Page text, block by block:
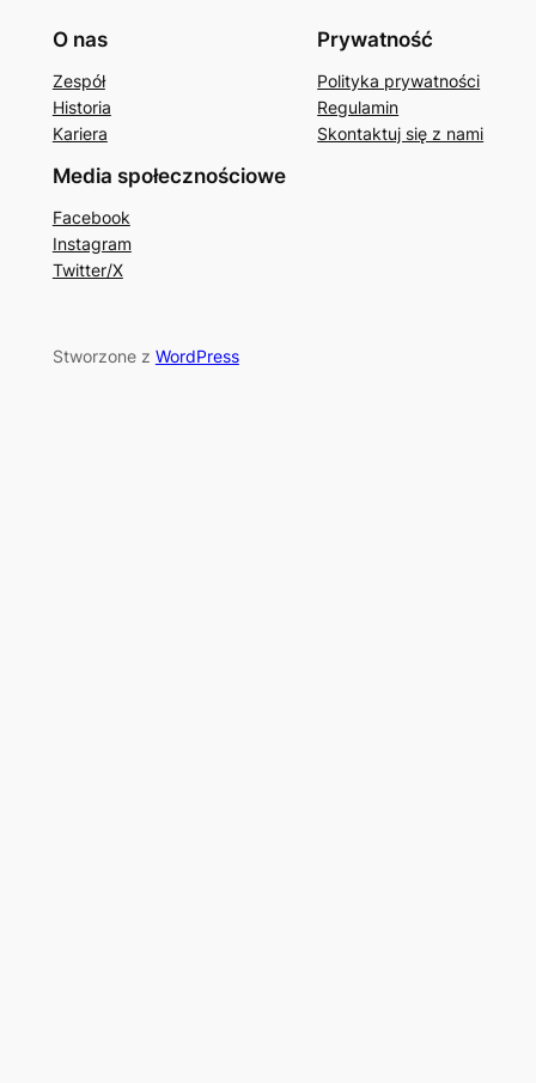
O nas
Zespół
Historia
Kariera
Prywatność
Polityka prywatności
Regulamin
Skontaktuj się z nami
Media społecznościowe
Facebook
Instagram
Twitter/X
Stworzone z WordPress